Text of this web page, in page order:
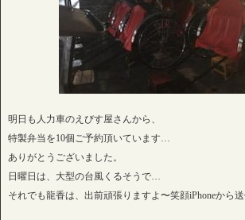
明日も人力車のえびす屋さんから、
特製弁当を10個ご予約頂いています…
ありがとうございました。
日曜日は、大型の台風くるそうで…
それでも龍香は、出前頑張りますよ〜笑顔iPhoneから